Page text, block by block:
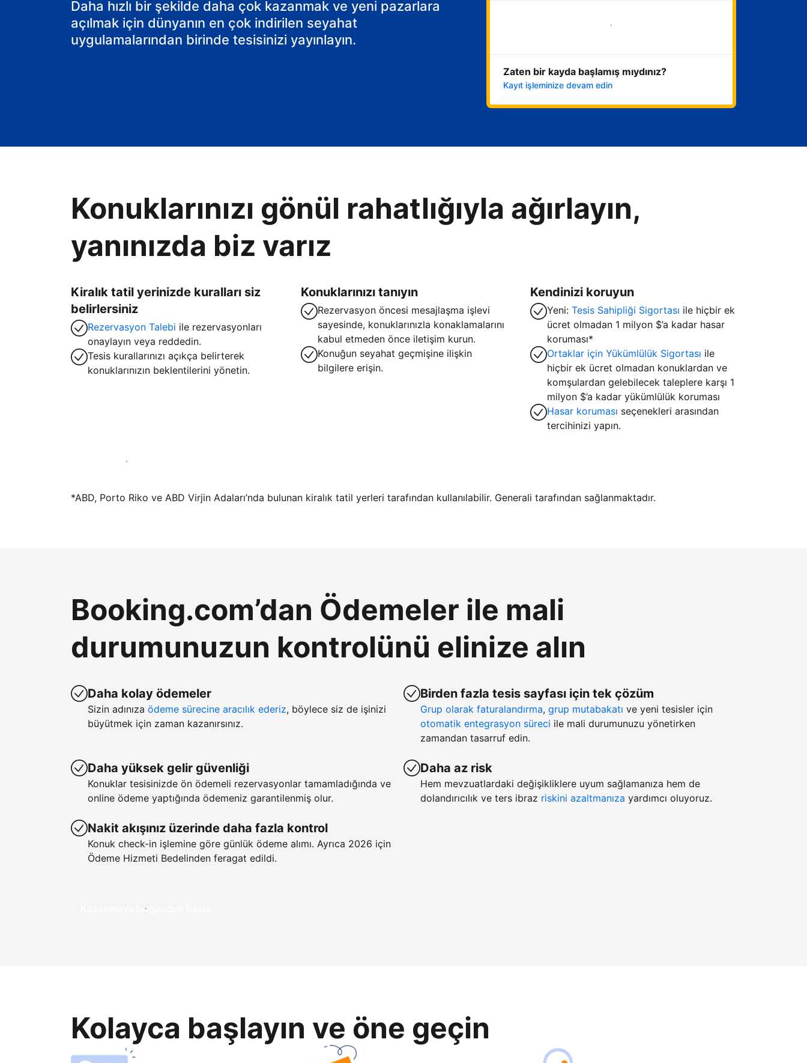
Daha hızlı bir şekilde daha çok kazanmak ve yeni pazarlara
açılmak için dünyanın en çok indirilen seyahat
uygulamalarından birinde tesisinizi yayınlayın.
Hemen başla
Zaten bir kayda başlamış mıydınız?
Kayıt işleminize devam edin
Konuklarınızı gönül rahatlığıyla ağırlayın,
yanınızda biz varız
Kiralık tatil yerinizde kuralları siz
belirlersiniz
Rezervasyon Talebi ile rezervasyonları
onaylayın veya reddedin.
Tesis kurallarınızı açıkça belirterek
konuklarınızın beklentilerini yönetin.
Konuklarınızı tanıyın
Rezervasyon öncesi mesajlaşma işlevi
sayesinde, konuklarınızla konaklamalarını
kabul etmeden önce iletişim kurun.
Konuğun seyahat geçmişine ilişkin
bilgilere erişin.
Kendinizi koruyun
Yeni:Tesis Sahipliği Sigortası ile hiçbir ek
ücret olmadan 1 milyon $’a kadar hasar
koruması*
Ortaklar için Yükümlülük Sigortası ile
hiçbir ek ücret olmadan konuklardan ve
komşulardan gelebilecek taleplere karşı 1
milyon $’a kadar yükümlülük koruması
Hasar koruması seçenekleri arasından
tercihinizi yapın.
Hemen tesis yayınla
*ABD, Porto Riko ve ABD Virjin Adaları’nda bulunan kiralık tatil yerleri tarafından kullanılabilir. Generali tarafından sağlanmaktadır.
Booking.com’dan Ödemeler ile mali
durumunuzun kontrolünü elinize alın
Daha kolay ödemeler
Sizin adınıza ödeme sürecine aracılık ederiz, böylece siz de işinizi
büyütmek için zaman kazanırsınız.
Daha yüksek gelir güvenliği
Konuklar tesisinizde ön ödemeli rezervasyonlar tamamladığında ve
online ödeme yaptığında ödemeniz garantilenmiş olur.
Nakit akışınız üzerinde daha fazla kontrol
Konuk check-in işlemine göre günlük ödeme alımı. Ayrıca 2026 için
Ödeme Hizmeti Bedelinden feragat edildi.
Birden fazla tesis sayfası için tek çözüm
Grup olarak faturalandırma, grup mutabakatı ve yeni tesisler için
otomatik entegrasyon süreci ile mali durumunuzu yönetirken
zamandan tasarruf edin.
Daha az risk
Hem mevzuatlardaki değişikliklere uyum sağlamanıza hem de
dolandırıcılık ve ters ibraz riskini azaltmanıza yardımcı oluyoruz.
Kazanmaya bugünden başla
Kolayca başlayın ve öne geçin